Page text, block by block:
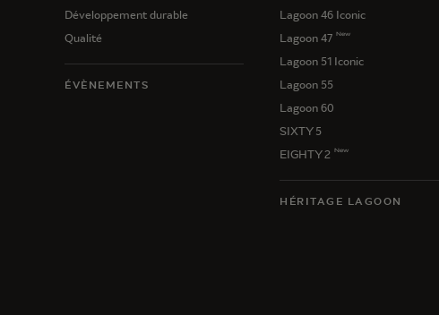
Développement durable
Qualité
ÉVÈNEMENTS
Lagoon 46 Iconic
Lagoon 47 New
Lagoon 51 Iconic
Lagoon 55
Lagoon 60
SIXTY 5
EIGHTY 2 New
HÉRITAGE LAGOON